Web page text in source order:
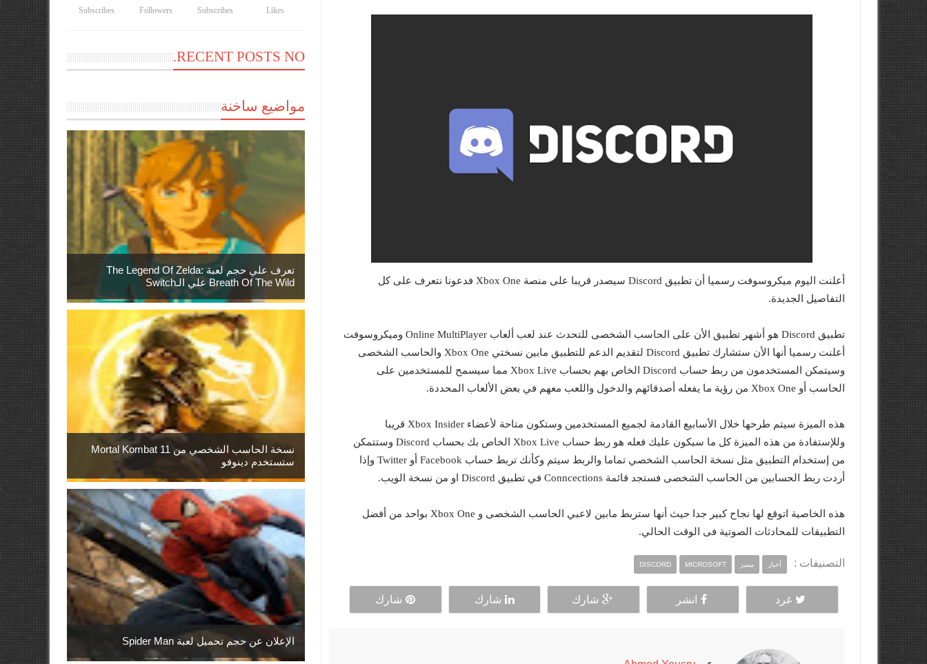
أعلنت اليوم ميكروسوفت رسميا أن تطبيق Discord سيصدر قريبا على منصة Xbox One فدعونا نتعرف على كل
التفاصيل الجديدة.
تطبيق Discord هو أشهر تطبيق الأن على الحاسب الشخصى للتحدث عند لعب ألعاب Online MultiPlayer وميكروسوفت
أعلنت رسميا أنها الأن ستشارك تطبيق Discord لتقديم الدعم للتطبيق مابين نسختي Xbox One والحاسب الشخصى
وسيتمكن المستخدمون من ربط حساب Discord الخاص بهم بحساب Xbox Live مما سيسمح للمستخدمين على
الحاسب أو Xbox One من رؤية ما يفعله أصدقائهم والدخول واللعب معهم في بعض الألعاب المحددة.
هذه الميزة سيتم طرحها خلال الأسابيع القادمة لجميع المستخدمين وستكون متاحة لأعضاء Xbox Insider قريبا
وللإستفادة من هذه الميزة كل ما سيكون عليك فعله هو ربط حساب Xbox Live الخاص بك بحساب Discord وستتمكن
من إستخدام التطبيق مثل نسخة الحاسب الشخصي تماما والربط سيتم وكأنك تربط حساب Facebook أو Twitter وإذا
أردت ربط الحسابين من الحاسب الشخصى فستجد قائمة Conncections في تطبيق Discord او من نسخة الويب.
هذه الخاصية اتوقع لها نجاح كبير جدا حيث أنها ستربط مابين لاعبي الحاسب الشخصى و Xbox One بواحد من أفضل
التطبيقات للمحادثات الصوتية فى الوقت الحالي.
التصنيفات : أخبار مميز DISCORD MICROSOFT
غرد انشر شارك شارك شارك
Likes
Subscribes
Followers
Subscribes
RECENT POSTS NO.
مواضيع ساخنة
تعرف علي حجم لعبة The Legend Of Zelda:
Breath Of The Wild علي الـSwitch
نسخة الحاسب الشخصي من Mortal Kombat 11
ستستخدم دينوفو
الإعلان عن حجم تحميل لعبة Spider Man